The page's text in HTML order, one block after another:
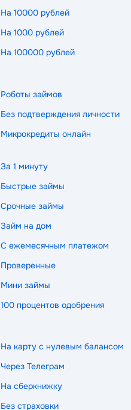
На 10000 рублей
На 1000 рублей
На 100000 рублей
Роботы займов
Без подтверждения личности
Микрокредиты онлайн
За 1 минуту
Быстрые займы
Срочные займы
Займ на дом
С ежемесячным платежом
Проверенные
Мини займы
100 процентов одобрения
На карту с нулевым балансом
Через Телеграм
На сберкнижку
Без страховки